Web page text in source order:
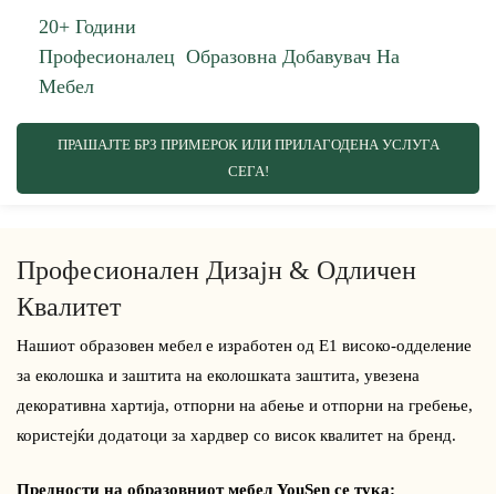
20+ Години
Професионалец Образовна Добавувач На
Мебел
ПРАШАЈТЕ БРЗ ПРИМЕРОК ИЛИ ПРИЛАГОДЕНА УСЛУГА
СЕГА!
Професионален Дизајн & Одличен
Квалитет
Нашиот образовен мебел е изработен од Е1 високо-одделение
за еколошка и заштита на еколошката заштита, увезена
декоративна хартија, отпорни на абење и отпорни на гребење,
користејќи додатоци за хардвер со висок квалитет на бренд.
Предности на образовниот мебел YouSen се тука: